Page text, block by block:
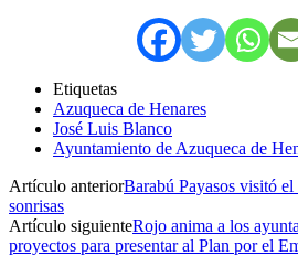
Etiquetas
Azuqueca de Henares
José Luis Blanco
Ayuntamiento de Azuqueca de
Artículo anteriorBarabú Payasos visitó
sonrisas
Artículo siguienteRojo anima a los
proyectos para presentar al Plan por el